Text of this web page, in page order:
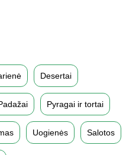
Desertai
Pyragai ir tortai
Uogienės Salotos